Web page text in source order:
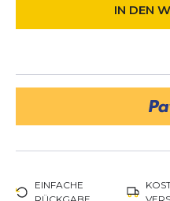
IN DEN
EINFACHE